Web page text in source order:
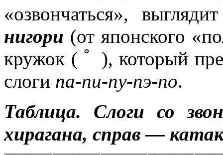
«озвончаться»,
нигори (от японского
кружок ( ﾟ ), который
слоги па-пи-пу-пэ-по.
Таблица. Слоги со
хирагана, справ —